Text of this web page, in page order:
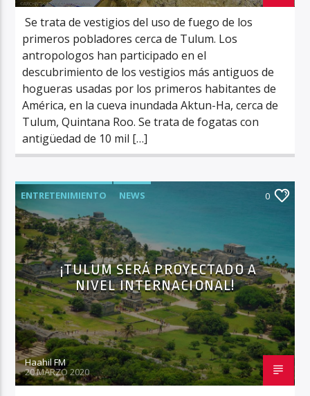
Se trata de vestigios del uso de fuego de los
primeros pobladores cerca de Tulum. Los
antropologos han participado en el
descubrimiento de los vestigios más antiguos de
hogueras usadas por los primeros habitantes de
América, en la cueva inundada Aktun-Ha, cerca de
Tulum, Quintana Roo. Se trata de fogatas con
antigüedad de 10 mil […]
ENTRETENIMIENTO NEWS 0
¡TULUM SERÁ PROYECTADO A
NIVEL INTERNACIONAL!
Haahil FM
20 MARZO 2020